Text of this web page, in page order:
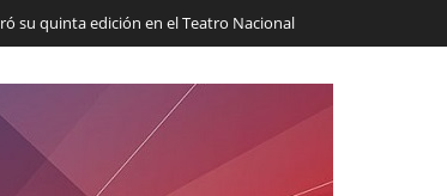
su quinta edición en el Teatro Nacional